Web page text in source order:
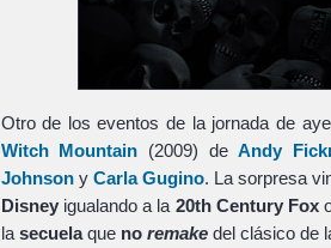
Otro de los eventos de la jornada de
Witch Mountain (2009) deAndy
Johnsony Carla Gugino. La sorpresa
Disneyigualando a la 20th Century Fox
la secuelaque no remakedel clásico de